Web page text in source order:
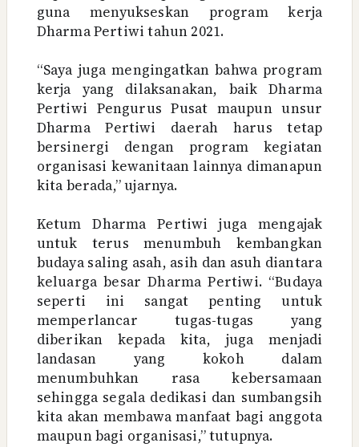
guna menyukseskan program kerja
Dharma Pertiwi tahun 2021.
“Saya juga mengingatkan bahwa program
kerja yang dilaksanakan, baik Dharma
Pertiwi Pengurus Pusat maupun unsur
Dharma Pertiwi daerah harus tetap
bersinergi dengan program kegiatan
organisasi kewanitaan lainnya dimanapun
kita berada,” ujarnya.
Ketum Dharma Pertiwi juga mengajak
untuk terus menumbuh kembangkan
budaya saling asah, asih dan asuh diantara
keluarga besar Dharma Pertiwi. “Budaya
seperti ini sangat penting untuk
memperlancar tugas-tugas yang
diberikan kepada kita, juga menjadi
landasan yang kokoh dalam
menumbuhkan rasa kebersamaan
sehingga segala dedikasi dan sumbangsih
kita akan membawa manfaat bagi anggota
maupun bagi organisasi,” tutupnya.